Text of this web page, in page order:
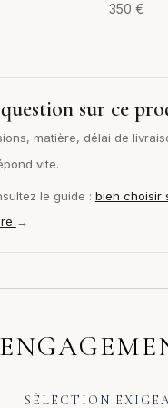
350€
sur ce
matière, délai de
vite.
le guide : bien choisir
→
SÉLECTION